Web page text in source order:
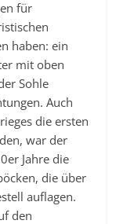
für
haben: ein
mit oben
Sohle
Auch
die ersten
war der
Jahre die
die über
auflagen.
den